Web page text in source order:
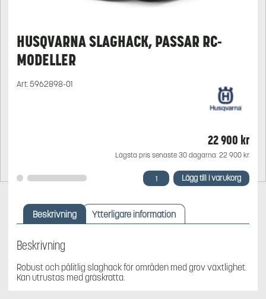
HUSQVARNA SLAGHACK, PASSAR RC-
MODELLER
Art:5962898-01
22 900 kr
Lägsta pris senaste 30 dagarna: 22 900 kr
Husqvarna
Slaghack,
RC-
modeller
Lägg till i varukorg
Beskrivning Ytterligare information
Beskrivning
Robust och pålitlig slaghack för områden med grov växtlighet.
Kan utrustas med gräskratta.